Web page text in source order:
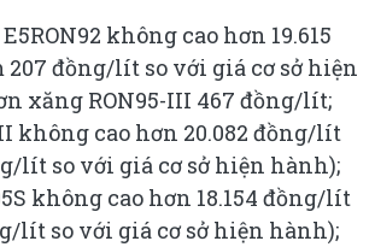
không cao hơn 19.615
đồng/lít so với giá cơ sở hiện
xăng RON95-III 467 đồng/lít;
không cao hơn 20.082 đồng/lít
lít so với giá cơ sở hiện hành);
không cao hơn 18.154 đồng/lít
lít so với giá cơ sở hiện hành);